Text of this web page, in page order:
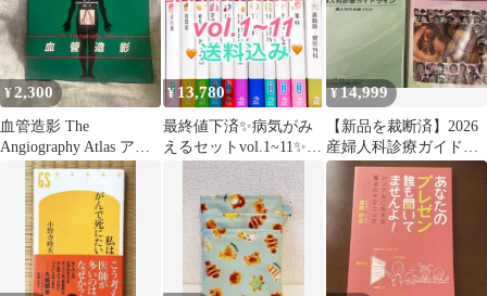
¥2,300
血管造影 The
Angiography Atlas アン
ギオ 解剖 アトラス
¥ 13,780
最終値下済✨病気がみ
えるセットvol.1~11✨送
¥14,999
【新品を裁断済】2026
産婦人科診療ガイドラ
イン 産科編・婦人科外
来編 セット